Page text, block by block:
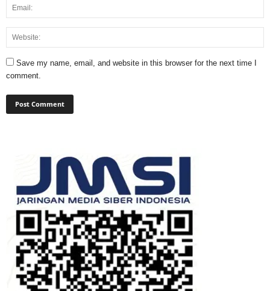
Save my name, email, and website in this browser for the next time I
comment.